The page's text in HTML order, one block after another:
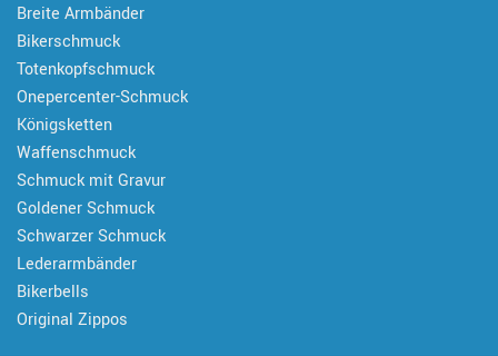
Breite Armbänder
Bikerschmuck
Totenkopfschmuck
Onepercenter-Schmuck
Königsketten
Waffenschmuck
Schmuck mit Gravur
Goldener Schmuck
Schwarzer Schmuck
Lederarmbänder
Bikerbells
Original Zippos